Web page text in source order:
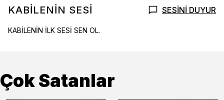
KABİLENİN SESİ SESİNİ DUYUR
KABİLENİN İLK SESİ SEN OL.
Çok Satanlar